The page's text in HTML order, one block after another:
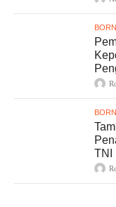
TNI